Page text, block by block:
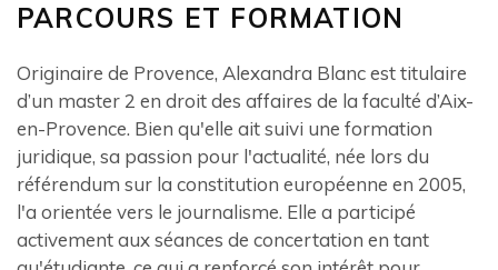
PARCOURS ET FORMATION
Originaire de Provence, Alexandra Blanc est titulaire
d’un master 2 en droit des affaires de la faculté d’Aix-
en-Provence. Bien qu'elle ait suivi une formation
juridique, sa passion pour l'actualité, née lors du
référendum sur la constitution européenne en 2005,
l'a orientée vers le journalisme. Elle a participé
activement aux séances de concertation en tant